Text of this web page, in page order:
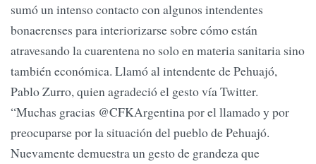
sumó un intenso contacto con algunos intendentes
bonaerenses para interiorizarse sobre cómo están
atravesando la cuarentena no solo en materia sanitaria sino
también económica. Llamó al intendente de Pehuajó,
Pablo Zurro, quien agradeció el gesto vía Twitter.
“Muchas gracias @CFKArgentina por el llamado y por
preocuparse por la situación del pueblo de Pehuajó.
Nuevamente demuestra un gesto de grandeza que